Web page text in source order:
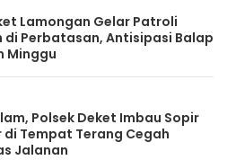
Lamongan Gelar Patroli
di Perbatasan, Antisipasi Balap
Minggu
Polsek Deket Imbau Sopir
di Tempat Terang Cegah
Jalanan